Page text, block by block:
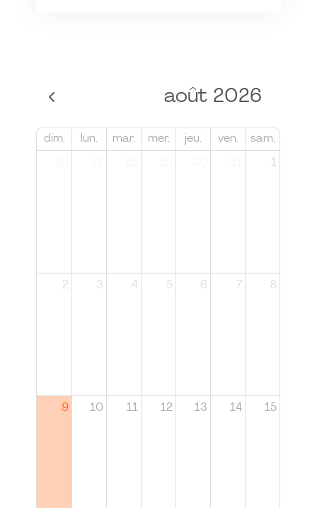
août 2026
dim. lun. mar. mer. jeu. ven. sam.
1
2 3 4 5 6 7 8
9 10 11 12 13 14 15